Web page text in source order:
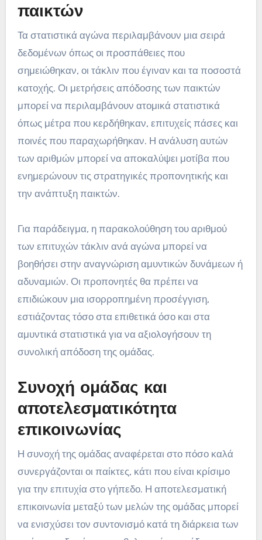
παικτών
Τα στατιστικά αγώνα περιλαμβάνουν μια σειρά
δεδομένων όπως οι προσπάθειες που
σημειώθηκαν, οι τάκλιν που έγιναν και τα ποσοστά
κατοχής. Οι μετρήσεις απόδοσης των παικτών
μπορεί να περιλαμβάνουν ατομικά στατιστικά
όπως μέτρα που κερδήθηκαν, επιτυχείς πάσες και
ποινές που παραχωρήθηκαν. Η ανάλυση αυτών
των αριθμών μπορεί να αποκαλύψει μοτίβα που
ενημερώνουν τις στρατηγικές προπονητικής και
την ανάπτυξη παικτών.
Για παράδειγμα, η παρακολούθηση του αριθμού
των επιτυχών τάκλιν ανά αγώνα μπορεί να
βοηθήσει στην αναγνώριση αμυντικών δυνάμεων ή
αδυναμιών. Οι προπονητές θα πρέπει να
επιδιώκουν μια ισορροπημένη προσέγγιση,
εστιάζοντας τόσο στα επιθετικά όσο και στα
αμυντικά στατιστικά για να αξιολογήσουν τη
συνολική απόδοση της ομάδας.
Συνοχή ομάδας και
αποτελεσματικότητα
επικοινωνίας
Η συνοχή της ομάδας αναφέρεται στο πόσο καλά
συνεργάζονται οι παίκτες, κάτι που είναι κρίσιμο
για την επιτυχία στο γήπεδο. Η αποτελεσματική
επικοινωνία μεταξύ των μελών της ομάδας μπορεί
να ενισχύσει τον συντονισμό κατά τη διάρκεια των